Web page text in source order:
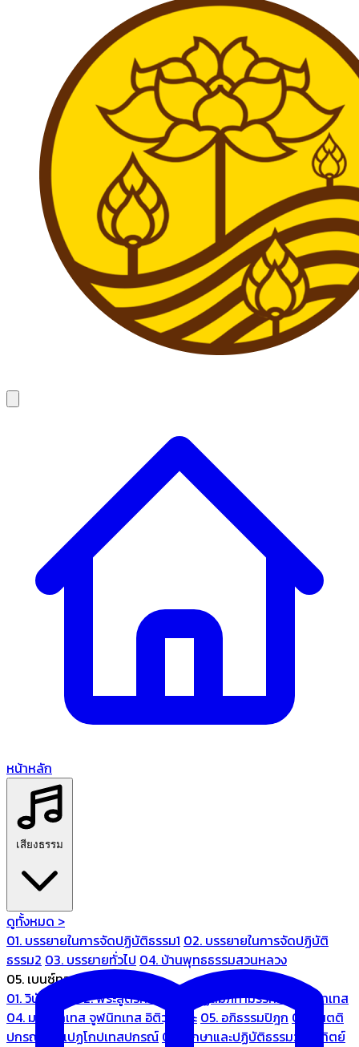
หน้าหลัก
เสียงธรรม
ดูทั้งหมด >
01. บรรยายในการจัดปฏิบัติธรรม1 02. บรรยายในการจัดปฏิบัติ
ธรรม2 03. บรรยายทั่วไป 04. บ้านพุทธธรรมสวนหลวง
05. เบนซ์ทองหล่อ
01. วินัยปิฎก
02. พระสูตรศึกษา
03. ปฏิสัมภิทามรรคและจูฬนิทเทส
04. มหานิทเทส จูฬนิทเทส อิติวุตตกะ 05. อภิธรรมปิฎก 06. เนตติ
ปกรณ์ และเปฏโกปเทสปกรณ์ 07. ศึกษาและปฏิบัติธรรมวันอาทิตย์